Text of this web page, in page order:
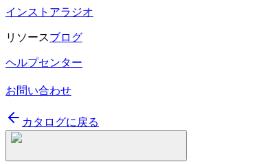
インストアラジオ
リソースブログ
ヘルプセンター
お問い合わせ
カタログに戻る